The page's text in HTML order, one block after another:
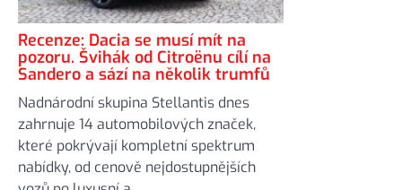
Recenze: Dacia se musí mít na
pozoru. Švihák od Citroënu cílí na
Sandero a sází na několik trumfů
Nadnárodní skupina Stellantis dnes
zahrnuje 14 automobilových značek,
které pokrývají kompletní spektrum
nabídky, od cenově nejdostupnějších